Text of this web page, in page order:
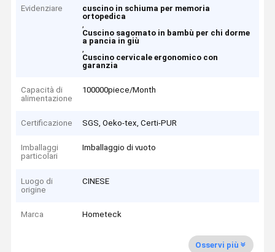
Evidenziare
cuscino in schiuma per memoria
ortopedica
,
Cuscino sagomato in bambù per chi dorme
a pancia in giù
,
Cuscino cervicale ergonomico con
garanzia
Capacità di
alimentazione
100000piece/Month
Certificazione SGS, Oeko-tex, Certi-PUR
Imballaggi
particolari
Imballaggio di vuoto
Luogo di
origine
CINESE
Marca Hometeck
Osservi più